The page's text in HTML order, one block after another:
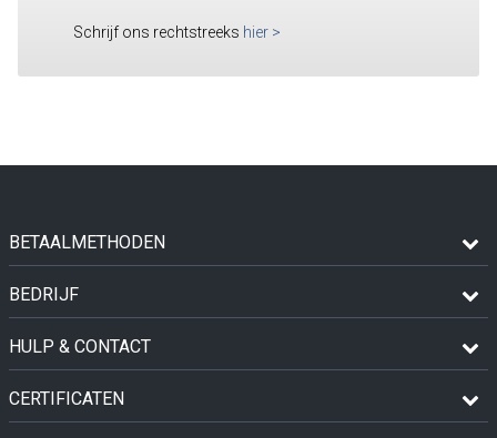
Schrijf ons rechtstreeks hier >
BETAALMETHODEN
BEDRIJF
HULP & CONTACT
CERTIFICATEN